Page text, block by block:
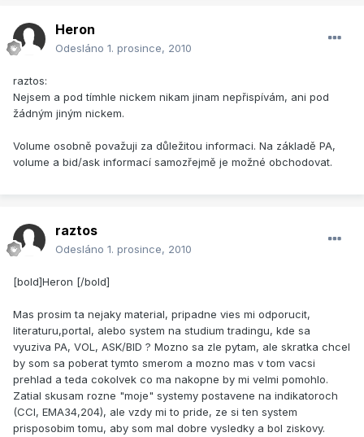
Heron
Odesláno 1. prosince, 2010
raztos:
Nejsem a pod tímhle nickem nikam jinam nepřispívám, ani pod
žádným jiným nickem.
Volume osobně považuji za důležitou informaci. Na základě PA,
volume a bid/ask informací samozřejmě je možné obchodovat.
raztos
Odesláno 1. prosince, 2010
[bold]Heron [/bold]
Mas prosim ta nejaky material, pripadne vies mi odporucit,
literaturu,portal, alebo system na studium tradingu, kde sa
vyuziva PA, VOL, ASK/BID ? Mozno sa zle pytam, ale skratka chcel
by som sa poberat tymto smerom a mozno mas v tom vacsi
prehlad a teda cokolvek co ma nakopne by mi velmi pomohlo.
Zatial skusam rozne "moje" systemy postavene na indikatoroch
(CCI, EMA34,204), ale vzdy mi to pride, ze si ten system
prisposobim tomu, aby som mal dobre vysledky a bol ziskovy.